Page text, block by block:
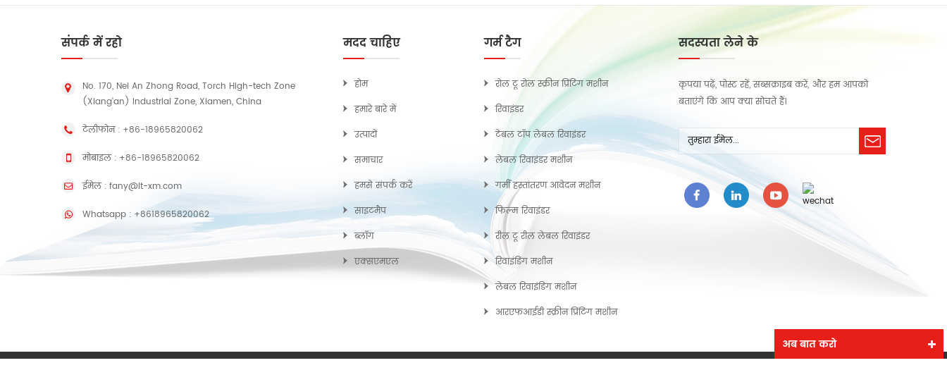
संपर्क में रहो
No. 170, Nei An Zhong Road, Torch High-tech Zone
(Xiang'an) Industrial Zone, Xiamen, China
टेलीफोन : +86-18965820062
मोबाइल : +86-18965820062
ईमेल : fany@lt-xm.com
Whatsapp : +8618965820062
मदद चाहिए
होम
हमारे बारे में
उत्पादों
समाचार
हमसे संपर्क करें
साइटमैप
ब्लॉग
एक्सएमएल
गर्म टैग
रोल टू रोल स्क्रीन प्रिंटिंग मशीन
रिवाइंडर
टेबल टॉप लेबल रिवाइंडर
लेबल रिवाइंडर मशीन
गर्मी हस्तांतरण आवेदन मशीन
फिल्म रिवाइंडर
रील टू रील लेबल रिवाइंडर
रिवाइंडिंग मशीन
लेबल रिवाइंडिंग मशीन
आरएफआईडी स्क्रीन प्रिंटिंग मशीन
सदस्यता लेने के
कृपया पढ़ें, पोस्ट रहें, सब्सक्राइब करें, और हम आपको
बताएंगे कि आप क्या सोचते हैं।
अब बात करो